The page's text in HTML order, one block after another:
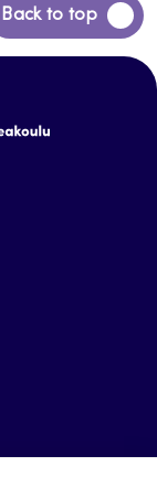
Back to top
Siirry
takaisin